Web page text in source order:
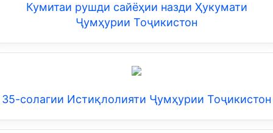
Кумитаи рушди сайёҳии назди Ҳукумати
Ҷумҳурии Тоҷикистон
35-солагии Истиқлолияти Ҷумҳурии Тоҷикистон